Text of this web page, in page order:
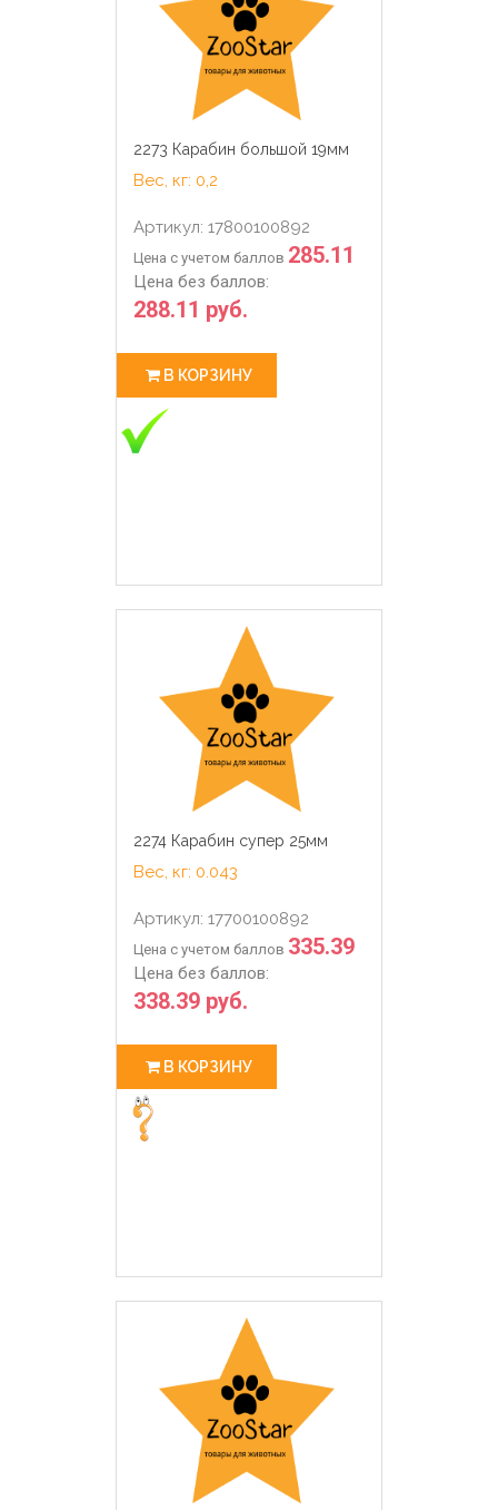
2273 Карабин большой 19мм
Вес, кг: 0,2
Артикул: 17800100892
Цена с учетом баллов 285.11
Цена без баллов:
288.11 руб.
В КОРЗИНУ
2274 Карабин супер 25мм
Вес, кг: 0.043
Артикул: 17700100892
Цена с учетом баллов 335.39
Цена без баллов:
338.39 руб.
В КОРЗИНУ